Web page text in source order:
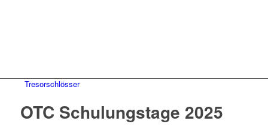
Tresorschlösser
OTC Schulungstage 2025